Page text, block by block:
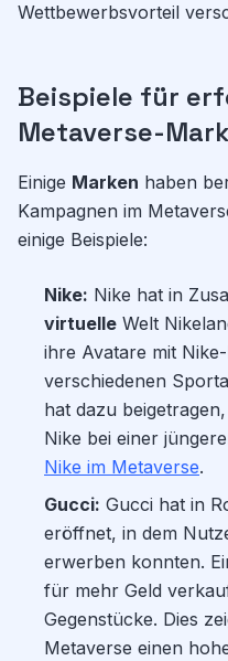
Wettbewerbsvorteil
Beispiele für
Metaverse-
Einige Marken haben
Kampagnen im
einige Beispiele:
Nike: Nike hat in
virtuelle Welt
ihre Avatare mit
verschiedenen
hat dazu
Nike bei einer
Nike im Metaverse.
Gucci: Gucci hat in
eröffnet, in dem
erwerben konnten.
für mehr Geld
Gegenstücke. Dies
Metaverse einen